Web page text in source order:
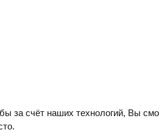
за счёт наших технологий, Вы